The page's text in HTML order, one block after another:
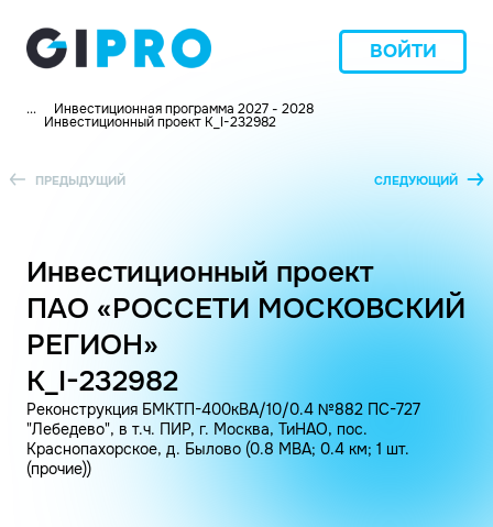
ВОЙТИ
... Инвестиционная программа 2027 - 2028
Инвестиционный проект K_I-232982
ПРЕДЫДУЩИЙ СЛЕДУЮЩИЙ
Инвестиционный проект
ПАО «РОССЕТИ МОСКОВСКИЙ
РЕГИОН»
K_I-232982
Реконструкция БМКТП-400кВА/10/0.4 №882 ПС-727
"Лебедево", в т.ч. ПИР, г. Москва, ТиНАО, пос.
Краснопахорское, д. Былово (0.8 МВА; 0.4 км; 1 шт.
(прочие))